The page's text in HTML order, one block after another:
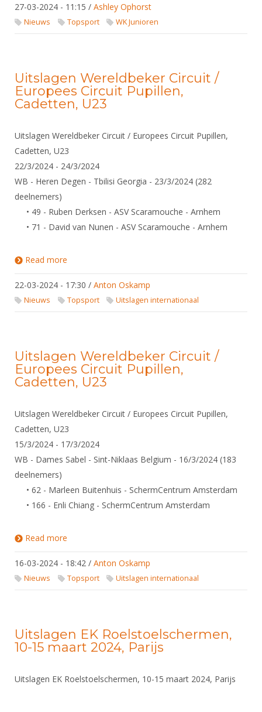
27-03-2024 - 11:15 / Ashley Ophorst
Nieuws Topsport WK Junioren
Uitslagen Wereldbeker Circuit /
Europees Circuit Pupillen,
Cadetten, U23
Uitslagen Wereldbeker Circuit / Europees Circuit Pupillen,
Cadetten, U23
22/3/2024 - 24/3/2024
WB - Heren Degen - Tbilisi Georgia - 23/3/2024 (282
deelnemers)
• 49 - Ruben Derksen - ASV Scaramouche - Arnhem
• 71 - David van Nunen - ASV Scaramouche - Arnhem
Read more
22-03-2024 - 17:30 / Anton Oskamp
Nieuws Topsport Uitslagen internationaal
Uitslagen Wereldbeker Circuit /
Europees Circuit Pupillen,
Cadetten, U23
Uitslagen Wereldbeker Circuit / Europees Circuit Pupillen,
Cadetten, U23
15/3/2024 - 17/3/2024
WB - Dames Sabel - Sint-Niklaas Belgium - 16/3/2024 (183
deelnemers)
• 62 - Marleen Buitenhuis - SchermCentrum Amsterdam
• 166 - Enli Chiang - SchermCentrum Amsterdam
Read more
16-03-2024 - 18:42 / Anton Oskamp
Nieuws Topsport Uitslagen internationaal
Uitslagen EK Roelstoelschermen,
10-15 maart 2024, Parijs
Uitslagen EK Roelstoelschermen, 10-15 maart 2024, Parijs